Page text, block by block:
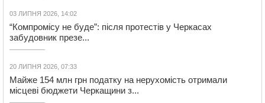
03 ЛИПНЯ 2026, 14:02
“Компромісу не буде”: після протестів у Черкасах
забудовник презе...
20 ЛИПНЯ 2026, 07:33
Майже 154 млн грн податку на нерухомість отримали
місцеві бюджети Черкащини з...